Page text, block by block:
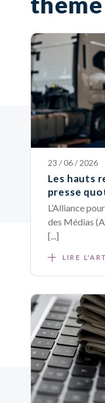
23 / 06 / 2026
Les hauts
presse
L’Alliance
des Médias
[...]
LIRE